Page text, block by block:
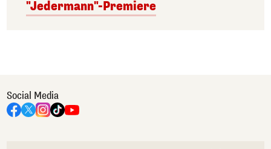
"Jedermann"-Premiere
Social Media